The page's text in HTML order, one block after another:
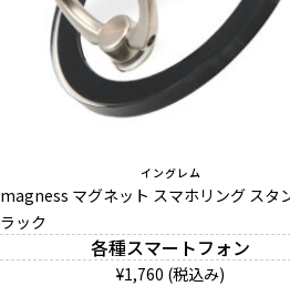
イングレム
magness マグネット スマホリング スタ
ラック
各種スマートフォン
¥1,760 (税込み)